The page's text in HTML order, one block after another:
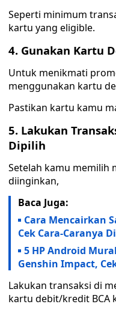
Seperti minimum
kartu yang eligible.
4. Gunakan Kartu
Untuk menikmati
menggunakan kartu
Pastikan kartu kamu
5. Lakukan
Dipilih
Setelah kamu memilih
diinginkan,
Baca Juga:
Cara Mencairkan
Cek Cara-Caranya
5 HP Android
Genshin Impact,
Lakukan transaksi di
kartu debit/kredit BCA